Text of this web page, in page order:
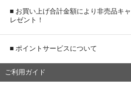
FAMILY [LP] PONY CANYON INC.
■ 7/29【予約開始】Furui Riho - Letters
KAKUBARHYTHM (2026) 8月26日発売
holic) version -覚醒申告- [2枚組 MIX
盤】
■ 7/28【新入荷】FUNKY SOUL
■ お買い上げ合計金額により非売品キ
レゼント！
■ ポイントサービスについて
ご利用ガイド